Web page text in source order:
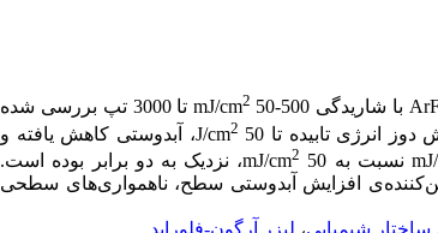
2
50-500 تا 3000 تپ بررسی شده
2
50، آبدوستی کاهش یافته و
2
، نزدیک به دو برابر بوده است.
افزایش آبدوستی سطح، ناهمواری‌های سطحی